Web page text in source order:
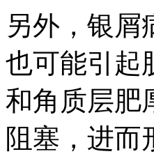
另外，银屑
也可能引起
和角质层肥
阻塞，进而